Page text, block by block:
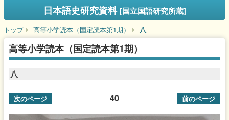
日本語史研究資料 [国立国語研究所蔵]
トップ 高等小学読本（国定読本第1期） 八
高等小学読本（国定読本第1期）
八
40
次のページ 前のページ